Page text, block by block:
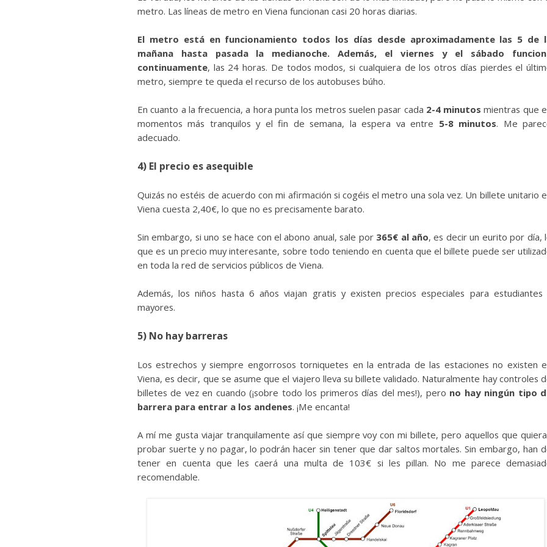
metro. Las líneas de metro en Viena funcionan casi 20 horas diarias.
El metro está en funcionamiento todos los días desde aproximadamente las 5 de
mañana hasta pasada la medianoche. Además, el viernes y el sábado
continuamente, las 24 horas. De todos modos, si cualquiera de los otros días pierdes el
metro, siempre te queda el recurso de los autobuses búho.
En cuanto a la frecuencia, a hora punta los metros suelen pasar cada 2-4 minutos mientras que
momentos más tranquilos y el fin de semana, la espera va entre 5-8 minutos. Me
adecuado.
4) El precio es asequible
Quizás no estéis de acuerdo con mi afirmación si cogéis el metro una sola vez. Un billete unitario
Viena cuesta 2,40€, lo que no es precisamente barato.
Sin embargo, si uno se hace con el abono anual, sale por 365€ al año, es decir un eurito por día,
que es un precio muy interesante, sobre todo teniendo en cuenta que el billete puede ser
en toda la red de servicios públicos de Viena.
Además, los niños hasta 6 años viajan gratis y existen precios especiales para estudiantes
mayores.
5) No hay barreras
Los estrechos y siempre engorrosos torniquetes en la entrada de las estaciones no existen
Viena, es decir, que se asume que el viajero lleva su billete validado. Naturalmente hay controles
billetes de vez en cuando (¡sobre todo los primeros días del mes!), pero no hay ningún tipo
barrera para entrar a los andenes. ¡Me encanta!
A mí me gusta viajar tranquilamente así que siempre voy con mi billete, pero aquellos que
probar suerte y no pagar, lo podrán hacer sin tener que dar saltos mortales. Sin embargo, han
tener en cuenta que les caerá una multa de 103€ si les pillan. No me parece
recomendable.